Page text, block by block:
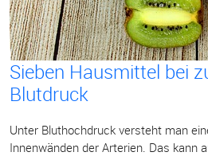
Sieben Hausmittel bei
Blutdruck
Unter Bluthochdruck versteht man
Innenwänden der Arterien. Das kann